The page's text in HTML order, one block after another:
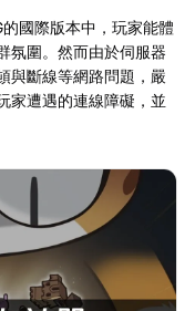
國際版本中，玩家能體
氛圍。然而由於伺服器
與斷線等網路問題，嚴
家遭遇的連線障礙，並